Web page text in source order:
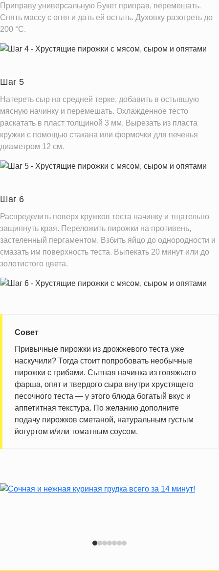
Приправу универсальную Букет приправ, перемешать.
Снять массу с огня и дать ей остыть. Духовку разогреть до
200 °C.
Шаг 5
Натереть сыр на средней терке, добавить в остывшую
мясную начинку и перемешать. Охлажденное тесто
раскатать в пласт толщиной 3 мм. Вырезать из пласта
кружки с помощью стакана или формочки для печенья
диаметром 12 см.
Шаг 6
Распределить поверх кружков теста начинку и тщательно
защипнуть края. Переложить пирожки на противень,
застеленный пергаментом. Взбить яйцо до однородности и
смазать им поверхность теста. Выпекать 20 минут или до
золотистого цвета.
Совет
Привычные пирожки из дрожжевого теста уже
наскучили? Тогда стоит попробовать необычные
пирожки с грибами. Сытная начинка из говяжьего
фарша, опят и твердого сыра внутри хрустящего
песочного теста — у этого блюда богатый вкус и
аппетитная текстура. По желанию дополните
подачу пирожков сметаной, натуральным густым
йогуртом и/или томатным соусом.